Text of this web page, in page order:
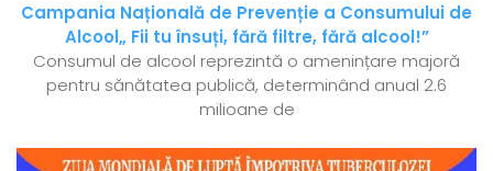
Campania Națională de Prevenție a Consumului de
Alcool„ Fii tu însuți, fără filtre, fără alcool!”
Consumul de alcool reprezintă o amenințare majoră
pentru sănătatea publică, determinând anual 2.6
milioane de